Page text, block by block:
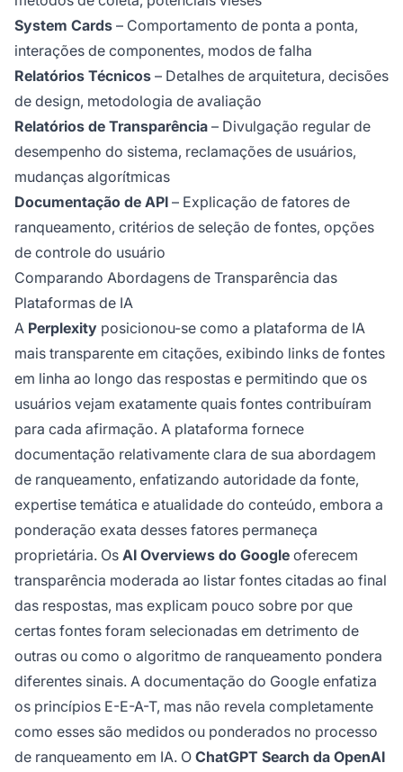
System Cards – Comportamento de ponta a ponta,
interações de componentes, modos de falha
Relatórios Técnicos – Detalhes de arquitetura, decisões
de design, metodologia de avaliação
Relatórios de Transparência – Divulgação regular de
desempenho do sistema, reclamações de usuários,
mudanças algorítmicas
Documentação de API – Explicação de fatores de
ranqueamento, critérios de seleção de fontes, opções
de controle do usuário
Comparando Abordagens de Transparência das
Plataformas de IA
A Perplexity posicionou-se como a plataforma de IA
mais transparente em citações, exibindo links de fontes
em linha ao longo das respostas e permitindo que os
usuários vejam exatamente quais fontes contribuíram
para cada afirmação. A plataforma fornece
documentação relativamente clara de sua abordagem
de ranqueamento, enfatizando autoridade da fonte,
expertise temática e atualidade do conteúdo, embora a
ponderação exata desses fatores permaneça
proprietária. Os AI Overviews do Google oferecem
transparência moderada ao listar fontes citadas ao final
das respostas, mas explicam pouco sobre por que
certas fontes foram selecionadas em detrimento de
outras ou como o algoritmo de ranqueamento pondera
diferentes sinais. A documentação do Google enfatiza
os princípios E-E-A-T, mas não revela completamente
como esses são medidos ou ponderados no processo
de ranqueamento em IA. O ChatGPT Search da OpenAI